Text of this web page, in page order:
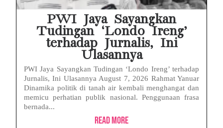
PWI Jaya Sayangkan
Tudingan ‘Londo Ireng’
terhadap Jurnalis, Ini
Ulasannya
PWI Jaya Sayangkan Tudingan ‘Londo Ireng’ terhadap
Jurnalis, Ini Ulasannya August 7, 2026 Rahmat Yanuar
Dinamika politik di tanah air kembali menghangat dan
memicu perhatian publik nasional. Penggunaan frasa
bernada...
Read More